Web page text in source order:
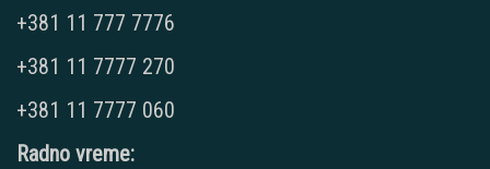
+381 11 777 7776
+381 11 7777 270
+381 11 7777 060
Radno vreme: